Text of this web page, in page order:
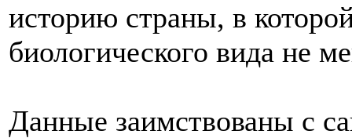
историю страны, в
биологического вида не
Данные заимствованы с